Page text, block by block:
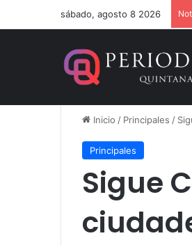
sábado, agosto 8 2026
Inicio / Principales /
Principales
Sigue